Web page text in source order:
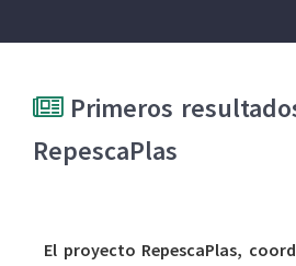
Primeros
RepescaPlas
El proyecto RepescaPlas,